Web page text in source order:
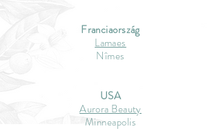
Franciaország
Lamaes
Nîmes
USA
Aurora Beauty
Minneapolis